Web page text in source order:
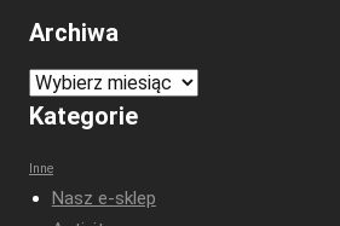
Archiwa
Archiwa
Kategorie
Inne
Nasz e-sklep